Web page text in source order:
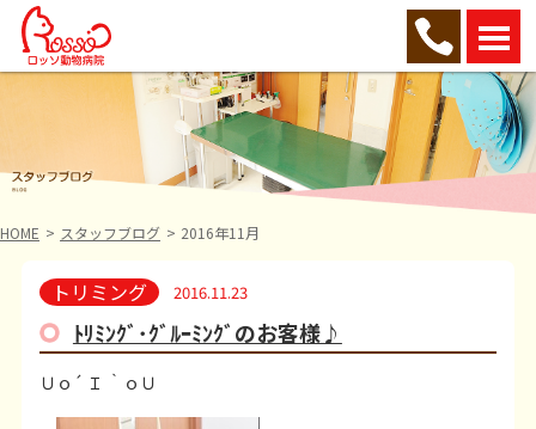
HOME スタッフブログ 2016年11月
トリミング 2016.11.23
ﾄﾘﾐﾝｸﾞ･ｸﾞﾙｰﾐﾝｸﾞのお客様♪
Ｕｏ´ Ｉ ｀ｏＵ